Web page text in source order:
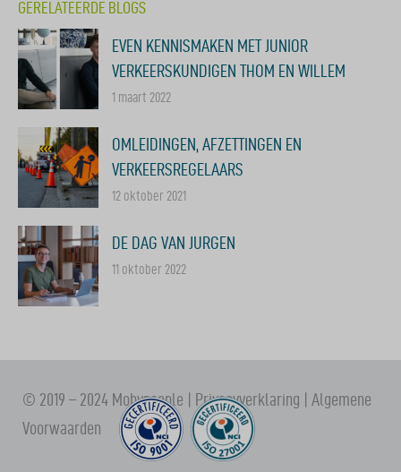
GERELATEERDE BLOGS
EVEN KENNISMAKEN MET JUNIOR
VERKEERSKUNDIGEN THOM EN WILLEM
1 maart 2022
OMLEIDINGEN, AFZETTINGEN EN
VERKEERSREGELAARS
12 oktober 2021
DE DAG VAN JURGEN
11 oktober 2022
© 2019 – 2024 Mobypeople | Privacyverklaring | Algemene
Voorwaarden